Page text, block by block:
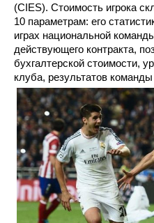
(CIES). Стоимость игрока
10 параметрам: его
играх национальной
действующего контракта,
бухгалтерской стоимости,
клуба, результатов